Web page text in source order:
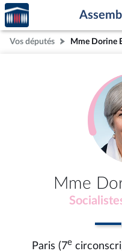
Aller au contenu
Aller en bas de la page
Accèder
à la
page
d'accueil
Vos députés
Mme
Paris (7e